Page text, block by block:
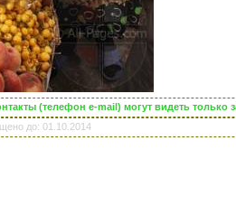
(телефон e-mail) могут видеть только
до: 01.10.2014